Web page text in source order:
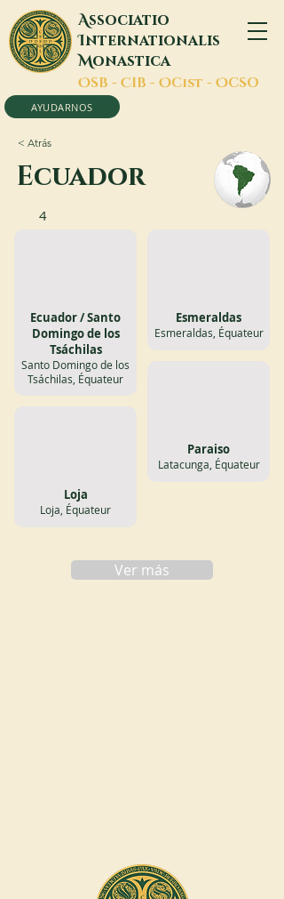
Associatio
Internationalis
Monastica
OSB - CIB - OCist - OCSO
AYUDARNOS
< Atrás
Ecuador
4
Ecuador / Santo
Domingo de los
Tsáchilas
Santo Domingo de los
Tsáchilas, Équateur
Loja
Loja, Équateur
Esmeraldas
Esmeraldas, Équateur
Paraiso
Latacunga, Équateur
Ver más